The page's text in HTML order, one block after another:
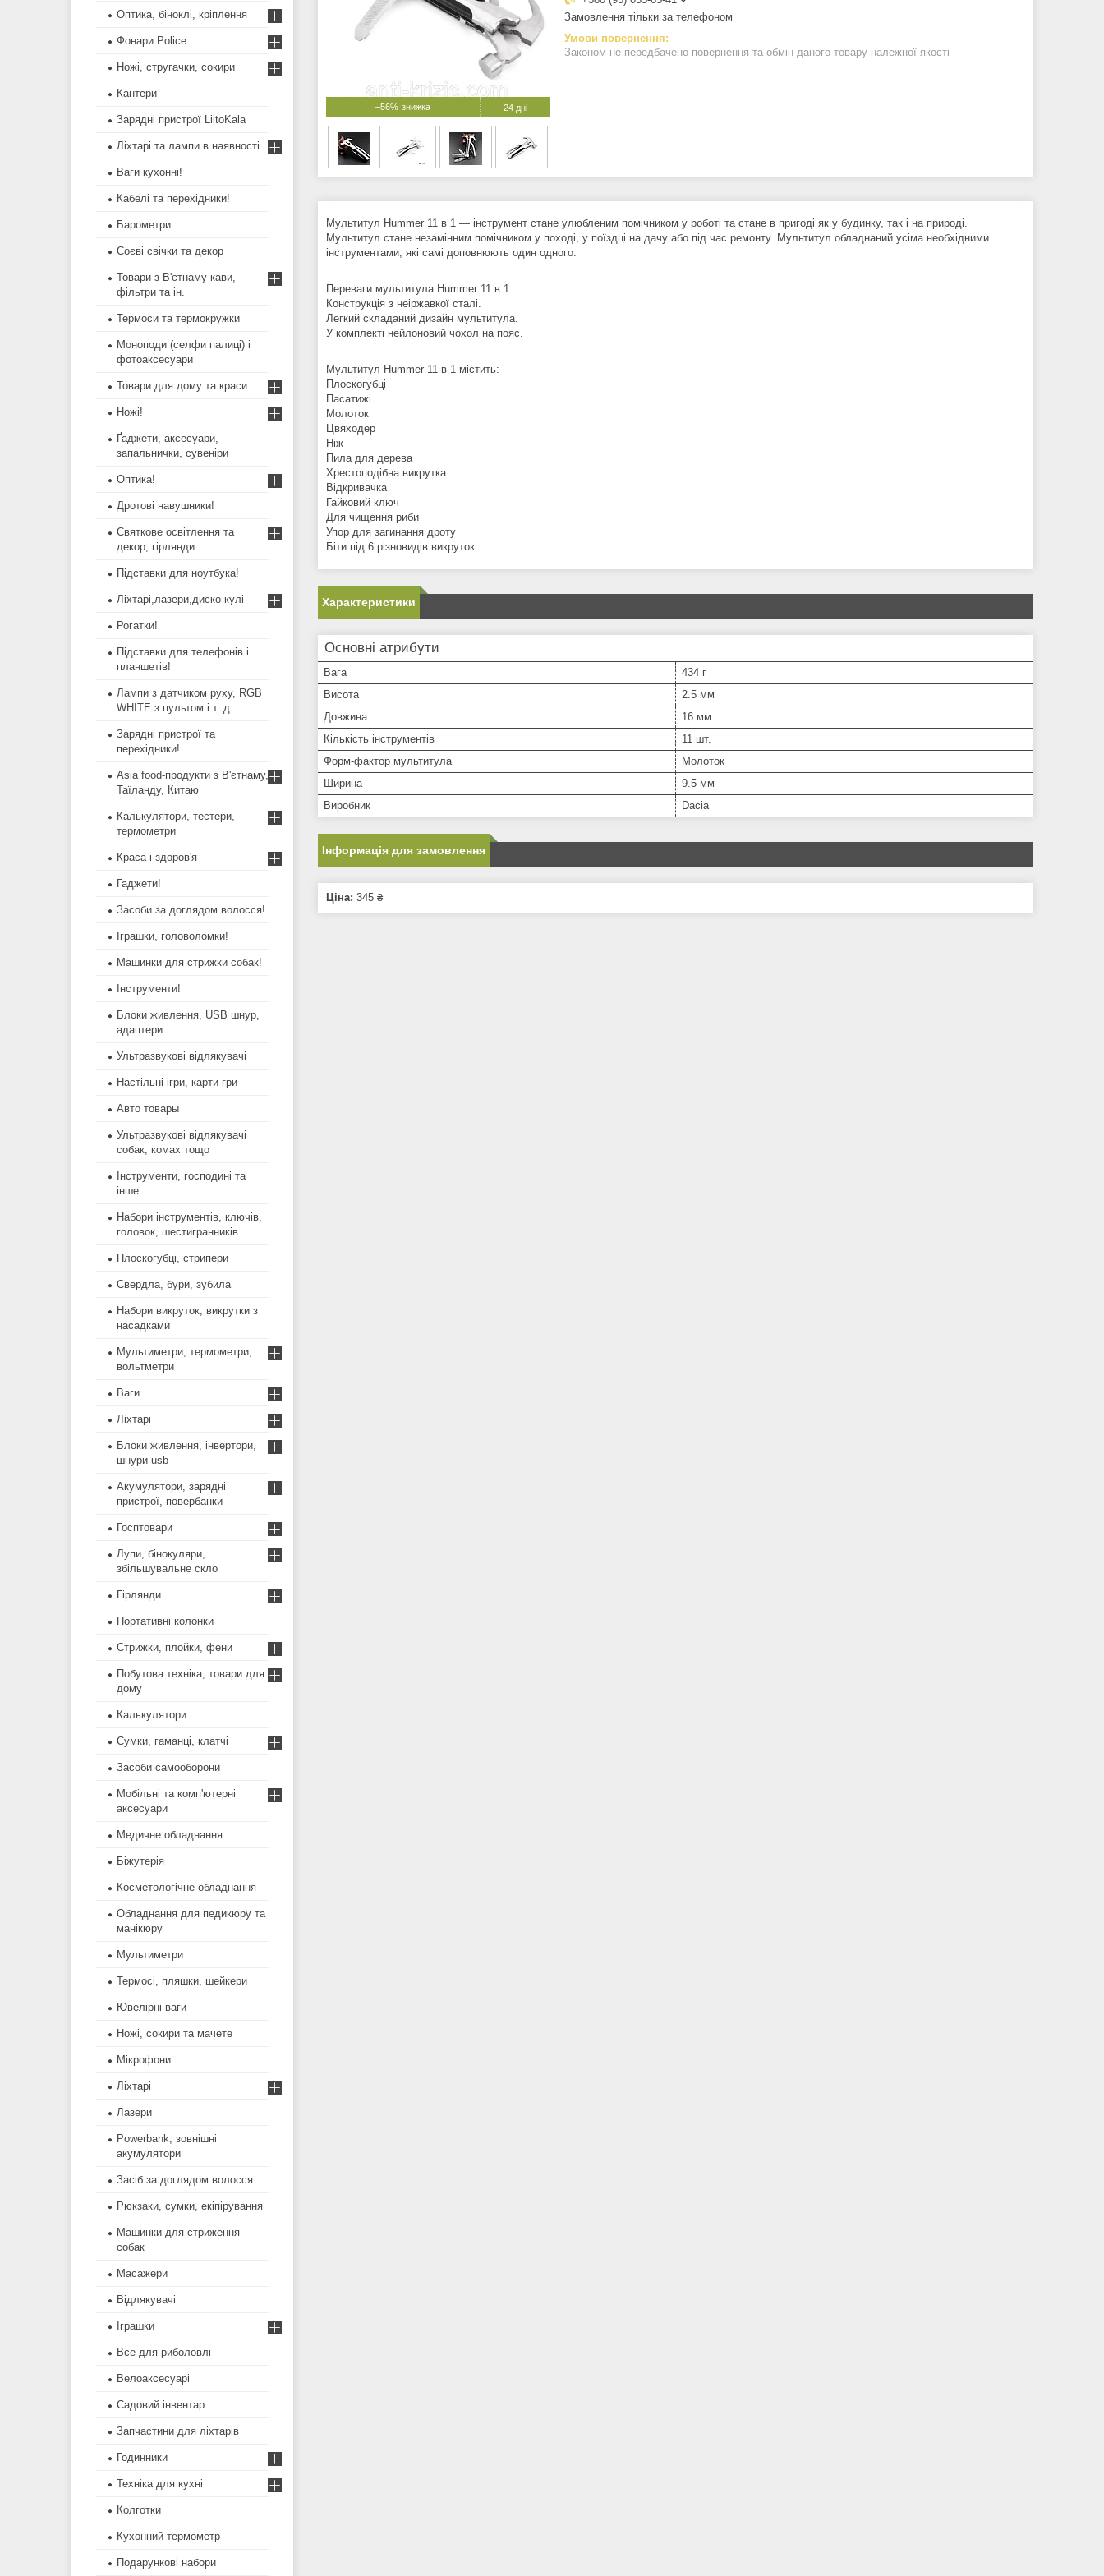
–56% 24 дні
Замовлення тільки за телефоном
Законом не передбачено повернення та обмін даного товару належної якості
Мультитул Hummer 11 в 1 — інструмент стане улюбленим помічником у роботі та стане в пригоді як у будинку, так і на природі.
Мультитул стане незамінним помічником у поході, у поїздці на дачу або під час ремонту. Мультитул обладнаний усіма необхідними
інструментами, які самі доповнюють один одного.
Переваги мультитула Hummer 11 в 1:
Конструкція з неіржавкої сталі.
Легкий складаний дизайн мультитула.
У комплекті нейлоновий чохол на пояс.
Мультитул Hummer 11-в-1 містить:
Плоскогубці
Пасатижі
Молоток
Цвяходер
Ніж
Пила для дерева
Хрестоподібна викрутка
Відкривачка
Гайковий ключ
Для чищення риби
Упор для загинання дроту
Біти під 6 різновидів викруток
Характеристики
Основні атрибути
Вага
434 г
Висота
2.5 мм
Довжина
16 мм
Кількість інструментів
11 шт.
Форм-фактор мультитула
Молоток
Ширина
9.5 мм
Виробник
Dacia
Інформація для замовлення
Ціна: 345 ₴
Оптика, біноклі, кріплення
Фонари Police
Ножі, стругачки, сокири
Кантери
Зарядні пристрої LiitoKala
Ліхтарі та лампи в наявності
Ваги кухонні!
Кабелі та перехідники!
Барометри
Соєві свічки та декор
Товари з В'єтнаму-кави,
фільтри та ін.
Термоси та термокружки
Моноподи (селфи палиці) і
фотоаксесуари
Товари для дому та краси
Ножі!
Ґаджети, аксесуари,
запальнички, сувеніри
Оптика!
Дротові навушники!
Святкове освітлення та
декор, гірлянди
Підставки для ноутбука!
Ліхтарі,лазери,диско кулі
Рогатки!
Підставки для телефонів і
планшетів!
Лампи з датчиком руху, RGB
WHITE з пультом і т. д.
Зарядні пристрої та
перехідники!
Asia food-продукти з В'єтнаму,
Таїланду, Китаю
Калькулятори, тестери,
термометри
Краса і здоров'я
Гаджети!
Засоби за доглядом волосся!
Іграшки, головоломки!
Машинки для стрижки собак!
Інструменти!
Блоки живлення, USB шнур,
адаптери
Ультразвукові відлякувачі
Настільні ігри, карти гри
Авто товары
Ультразвукові відлякувачі
собак, комах тощо
Інструменти, господині та
інше
Набори інструментів, ключів,
головок, шестигранників
Плоскогубці, стрипери
Свердла, бури, зубила
Набори викруток, викрутки з
насадками
Мультиметри, термометри,
вольтметри
Ваги
Ліхтарі
Блоки живлення, інвертори,
шнури usb
Акумулятори, зарядні
пристрої, повербанки
Госптовари
Лупи, бінокуляри,
збільшувальне скло
Гірлянди
Портативні колонки
Стрижки, плойки, фени
Побутова техніка, товари для
дому
Калькулятори
Сумки, гаманці, клатчі
Засоби самооборони
Мобільні та комп'ютерні
аксесуари
Медичне обладнання
Біжутерія
Косметологічне обладнання
Обладнання для педикюру та
манікюру
Мультиметри
Термосі, пляшки, шейкери
Ювелірні ваги
Ножі, сокири та мачете
Мікрофони
Ліхтарі
Лазери
Powerbank, зовнішні
акумулятори
Засіб за доглядом волосся
Рюкзаки, сумки, екіпірування
Машинки для стриження
собак
Масажери
Відлякувачі
Іграшки
Все для риболовлі
Велоаксесуарі
Садовий інвентар
Запчастини для ліхтарів
Годинники
Техніка для кухні
Колготки
Кухонний термометр
Подарункові набори